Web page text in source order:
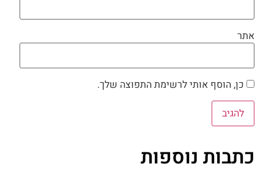
אתר
כן, הוסף אותי לרשימת התפוצה שלך.
כתבות נוספות